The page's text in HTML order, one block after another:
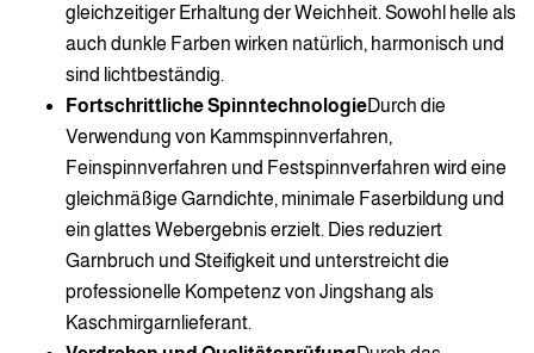
gleichzeitiger Erhaltung der Weichheit. Sowohl helle als
auch dunkle Farben wirken natürlich, harmonisch und
sind lichtbeständig.
Fortschrittliche SpinntechnologieDurch die
Verwendung von Kammspinnverfahren,
Feinspinnverfahren und Festspinnverfahren wird eine
gleichmäßige Garndichte, minimale Faserbildung und
ein glattes Webergebnis erzielt. Dies reduziert
Garnbruch und Steifigkeit und unterstreicht die
professionelle Kompetenz von Jingshang als
Kaschmirgarnlieferant.